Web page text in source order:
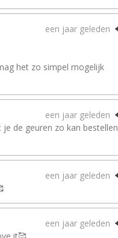
een jaar geleden
het zo simpel mogelijk
een jaar geleden
de geuren zo kan bestellen
een jaar geleden
een jaar geleden